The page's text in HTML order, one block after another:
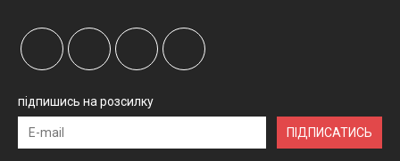
підпишись на розсилку
ПІДПИСАТИСЬ